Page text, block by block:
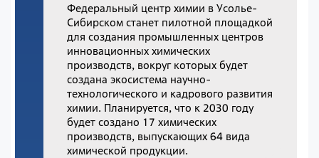
Федеральный центр химии в Усолье-
Сибирском станет пилотной площадкой
для создания промышленных центров
инновационных химических
производств, вокруг которых будет
создана экосистема научно-
технологического и кадрового развития
химии. Планируется, что к 2030 году
будет создано 17 химических
производств, выпускающих 64 вида
химической продукции.